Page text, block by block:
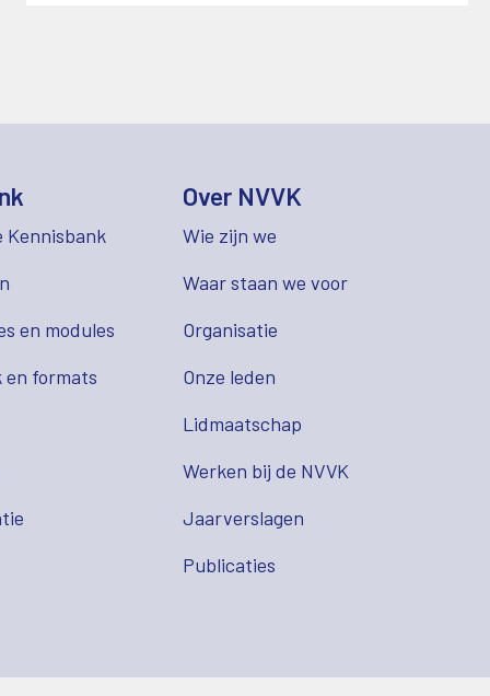
Kennisbank
en modules
en formats
Over NVVK
Wie zijn we
Waar staan we voor
Organisatie
Onze leden
Lidmaatschap
Werken bij de NVVK
Jaarverslagen
Publicaties